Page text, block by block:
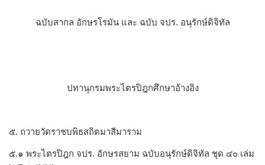
ฉบับสากล อักษรโรมัน และ ฉบับ จปร. อนุรักษ์ดิจิทัล
ปทานุกรมพระไตรปิฎกศึกษาอ้างอิง
๕. ถวายวัดราชบพิธสถิตมาสีมาราม
๕.๑ พระไตรปิฎก จปร. อักษรสยาม ฉบับอนุรักษ์ดิจิทัล ชุด ๔๐ เล่ม